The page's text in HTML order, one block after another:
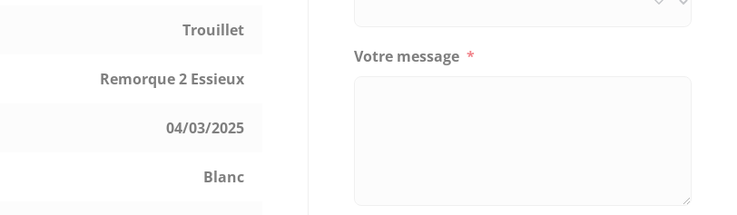
Trouillet
Remorque 2 Essieux
04/03/2025
Blanc
Votre message *